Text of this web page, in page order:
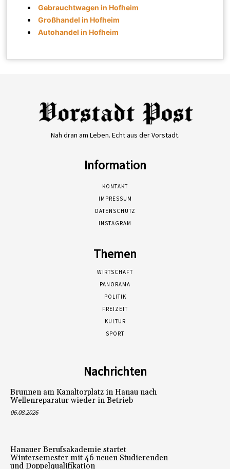
Gebrauchtwagen in Hofheim
Großhandel in Hofheim
Autohandel in Hofheim
Nah dran am Leben. Echt aus der Vorstadt.
Information
KONTAKT
IMPRESSUM
DATENSCHUTZ
INSTAGRAM
Themen
WIRTSCHAFT
PANORAMA
POLITIK
FREIZEIT
KULTUR
SPORT
Nachrichten
Brunnen am Kanaltorplatz in Hanau nach
Wellenreparatur wieder in Betrieb
06.08.2026
Hanauer Berufsakademie startet
Wintersemester mit 46 neuen Studierenden
und Doppelqualifikation